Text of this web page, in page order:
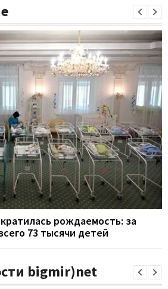
рождаемость: за
73 тысячи детей
bigmir)net